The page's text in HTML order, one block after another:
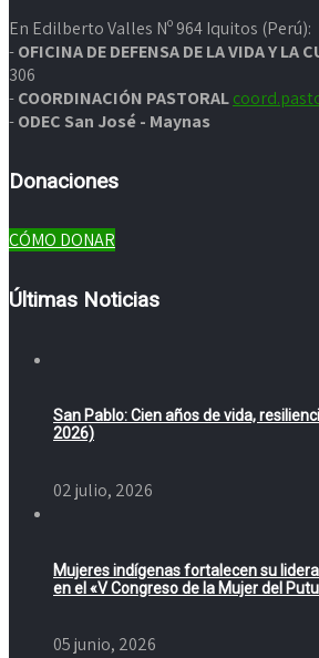
En Edilberto Valles Nº 964 Iquitos (Perú):
-OFICINA DE DEFENSA DE LA VIDA Y LA
306
-COORDINACIÓN PASTORAL
-ODEC San José - Maynas
Donaciones
CÓMO DONAR
Últimas Noticias
San Pablo: Cien años de vida,
2026)
02 julio, 2026
Mujeres indígenas fortalecen su
en el «V Congreso de la Mujer del
05 junio, 2026